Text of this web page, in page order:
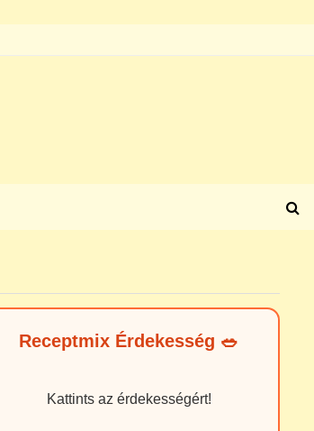
Receptmix Érdekesség 🥗
Kattints az érdekességért!